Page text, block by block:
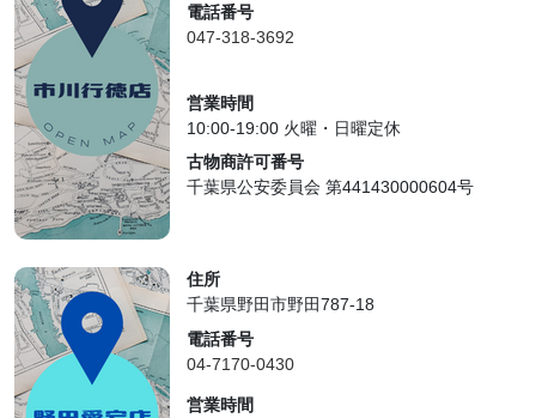
電話番号
047-318-3692
営業時間
10:00-19:00 火曜・日曜定休
古物商許可番号
千葉県公安委員会 第441430000604号
住所
千葉県野田市野田787-18
電話番号
04-7170-0430
営業時間